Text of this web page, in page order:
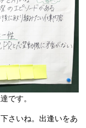
です。
さいね。出逢いをあ